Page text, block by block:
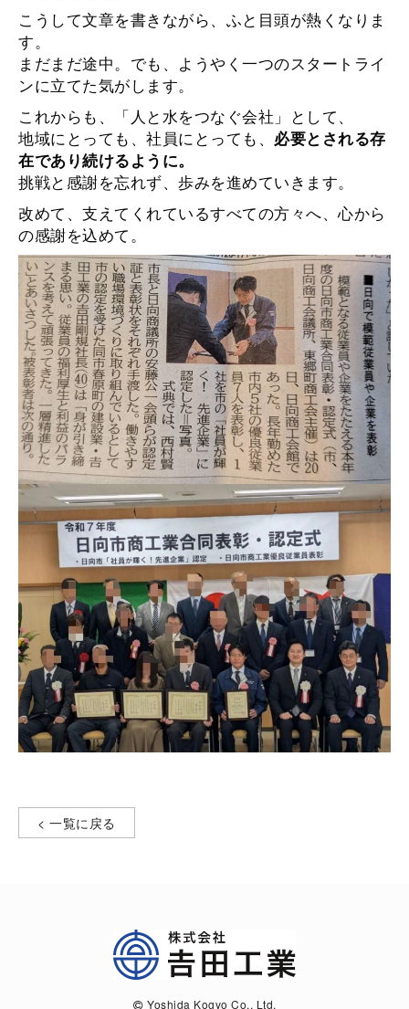
こうして文章を書きながら、ふと目頭が熱くなりま
す。
まだまだ途中。でも、ようやく一つのスタートライ
ンに立てた気がします。
これからも、「人と水をつなぐ会社」として、
地域にとっても、社員にとっても、 必要とされる存
在であり続けるように。
挑戦と感謝を忘れず、歩みを進めていきます。
改めて、支えてくれているすべての方々へ、心から
の感謝を込めて。
一覧に戻る
Yoshida Kogyo Co., Ltd.